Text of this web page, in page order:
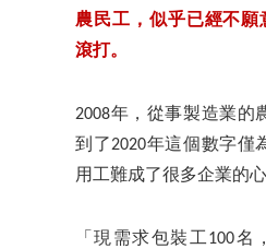
農民工，似乎已經不願
滾打。
2008年，從事製造業的
到了2020年這個數字僅
用工難成了很多企業的心
「現需求包裝工100